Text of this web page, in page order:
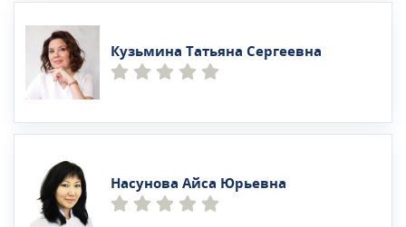
Кузьмина Татьяна Сергеевна
Насунова Айса Юрьевна